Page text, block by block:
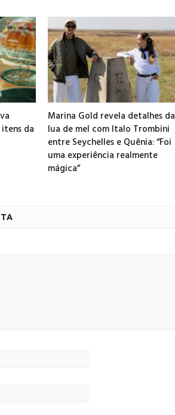
da
Marina Gold revela detalhes da
lua de mel com Italo Trombini
entre Seychelles e Quênia: “Foi
uma experiência realmente
mágica”